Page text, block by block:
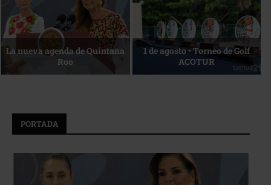
Reconocimiento de viajeros La esencia del servicio
PORTADA